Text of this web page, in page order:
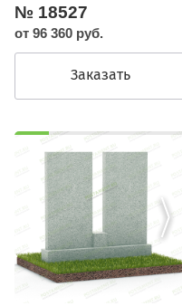
№ 18527
от 96 360 руб.
Заказать